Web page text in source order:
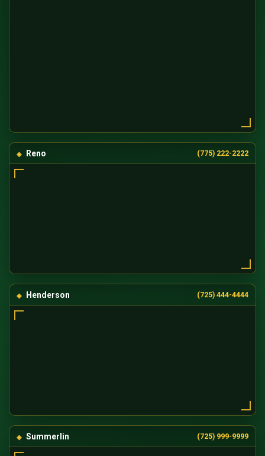
Reno (775) 222-2222
Henderson (725) 444-4444
Summerlin (725) 999-9999